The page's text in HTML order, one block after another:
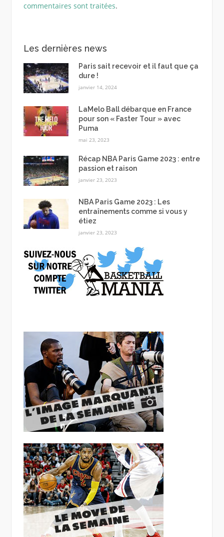
commentaires sont traitées.
Les dernières news
Paris sait recevoir et il faut que ça
dure !
janvier 14, 2024
LaMelo Ball débarque en France
pour son « Faster Tour » avec
Puma
mai 23, 2023
Récap NBA Paris Game 2023 : entre
passion et raison
janvier 23, 2023
NBA Paris Game 2023 : Les
entraînements comme si vous y
étiez
janvier 23, 2023